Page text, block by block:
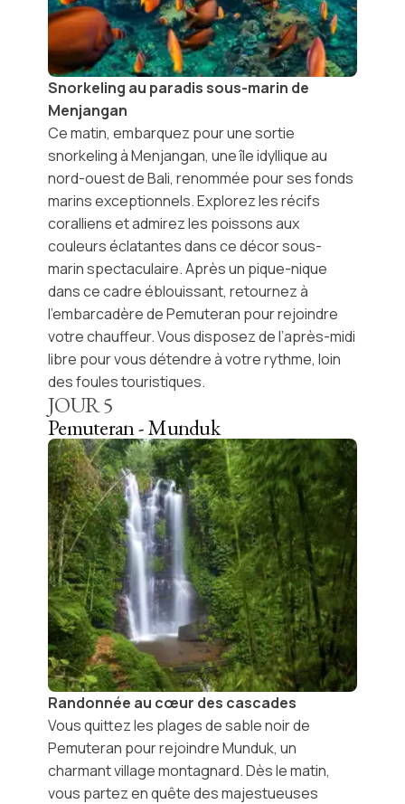
Snorkeling au paradis sous-marin de
Menjangan
Ce matin, embarquez pour une sortie
snorkeling à Menjangan, une île idyllique au
nord-ouest de Bali, renommée pour ses fonds
marins exceptionnels. Explorez les récifs
coralliens et admirez les poissons aux
couleurs éclatantes dans ce décor sous-
marin spectaculaire. Après un pique-nique
dans ce cadre éblouissant, retournez à
l’embarcadère de Pemuteran pour rejoindre
votre chauffeur. Vous disposez de l’après-midi
libre pour vous détendre à votre rythme, loin
des foules touristiques.
JOUR5
Pemuteran - Munduk
Randonnée au cœur des cascades
Vous quittez les plages de sable noir de
Pemuteran pour rejoindreMunduk, un
charmant village montagnard. Dès le matin,
vous partez en quête desmajestueuses